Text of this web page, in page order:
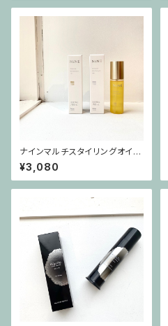
ナインマルチスタイリングオイ
ル ライト
¥3,080